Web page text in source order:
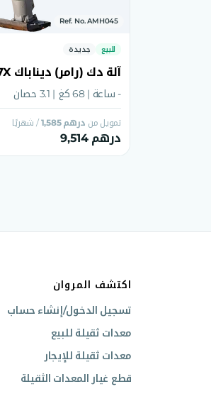
Ref. No. AMH045
للبيع
جديدة
آلة دك (رامر) ديناباك DR7X
- ساعة | 68 كغ | 3.1 حصان
تمويل من درهم 1,585 / شهريًا
درهم 9,514
اكتشف المروان
تسجيل الدخول/إنشاء حساب
معدات ثقيلة للبيع
معدات ثقيلة للإيجار
قطع غيار المعدات الثقيلة